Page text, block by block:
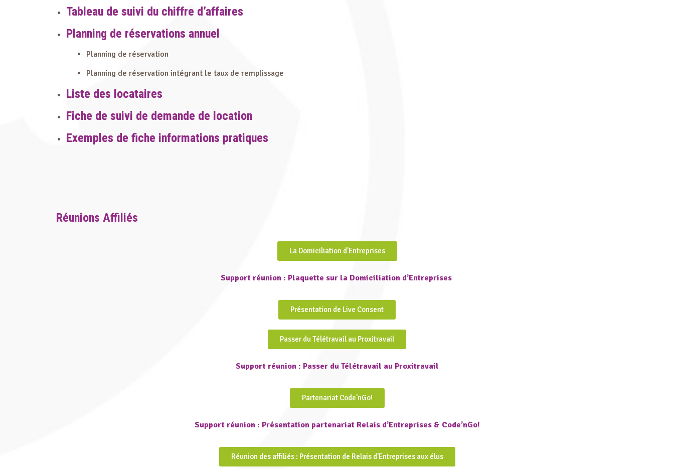
Tableau de suivi du chiffre d’affaires
Planning de réservations annuel
Planning de réservation
Planning de réservation intégrant le taux de remplissage
Liste des locataires
Fiche de suivi de demande de location
Exemples de fiche informations pratiques
Réunions Affiliés
La Domiciliation d'Entreprises
Support réunion : Plaquette sur la Domiciliation d’Entreprises
Présentation de Live Consent
Passer du Télétravail au Proxitravail
Support réunion : Passer du Télétravail au Proxitravail
Partenariat Code'nGo!
Support réunion : Présentation partenariat Relais d’Entreprises & Code’nGo!
Réunion des affiliés : Présentation de Relais d'Entreprises aux élus